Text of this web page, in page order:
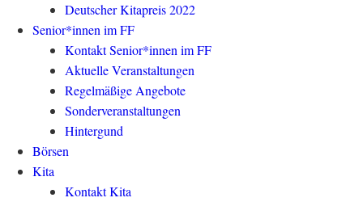
Deutscher Kitapreis 2022
Senior*innen im FF
Kontakt Senior*innen im FF
Aktuelle Veranstaltungen
Regelmäßige Angebote
Sonderveranstaltungen
Hintergund
Börsen
Kita
Kontakt Kita